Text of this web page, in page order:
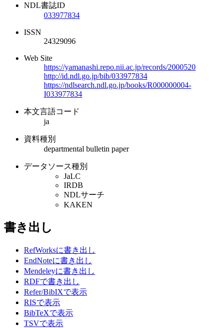
NDL書誌ID
033977834
ISSN
24329096
Web Site
https://yamanashi.repo.nii.ac.jp/records/2000520
http://id.ndl.go.jp/bib/033977834
https://ndlsearch.ndl.go.jp/books/R000000004-
I033977834
本文言語コード
ja
資料種別
departmental bulletin paper
データソース種別
JaLC
IRDB
NDLサーチ
KAKEN
書き出し
RefWorksに書き出し
EndNoteに書き出し
Mendeleyに書き出し
RDFで書き出し
Refer/BibIXで表示
RISで表示
BibTeXで表示
TSVで表示